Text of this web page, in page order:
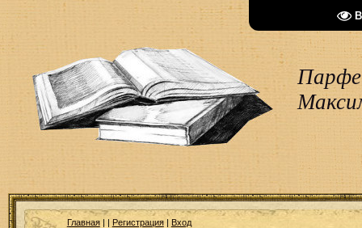
Главная| | Регистрация| Вход